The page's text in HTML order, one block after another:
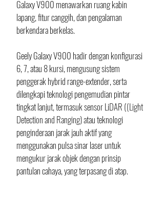
Galaxy V900 menawarkan ruang kabin
lapang, fitur canggih, dan pengalaman
berkendara berkelas.
Geely Galaxy V900 hadir dengan konfigurasi
6, 7, atau 8 kursi, mengusung sistem
penggerak hybrid range-extender, serta
dilengkapi teknologi pengemudian pintar
tingkat lanjut, termasuk sensor LiDAR ((Light
Detection and Ranging) atauteknologi
penginderaan jarak jauh aktif yang
menggunakan pulsa sinar laser untuk
mengukur jarak objek dengan prinsip
pantulan cahaya, yang terpasang di atap.